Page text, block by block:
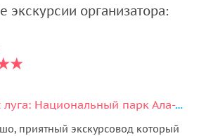
экскурсии организатора:
Горы и альпийских луга: Национальный парк Ала-Арча и мост ущелья Чункурчак
приятный экскурсовод который